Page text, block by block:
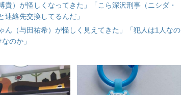
貴）が怪しくなってきた」「こら深沢刑事（ニシダ・
絡先交換してるんだ」
ん（与田祐希）が怪しく見えてきた」「犯人は1人なの
のか」